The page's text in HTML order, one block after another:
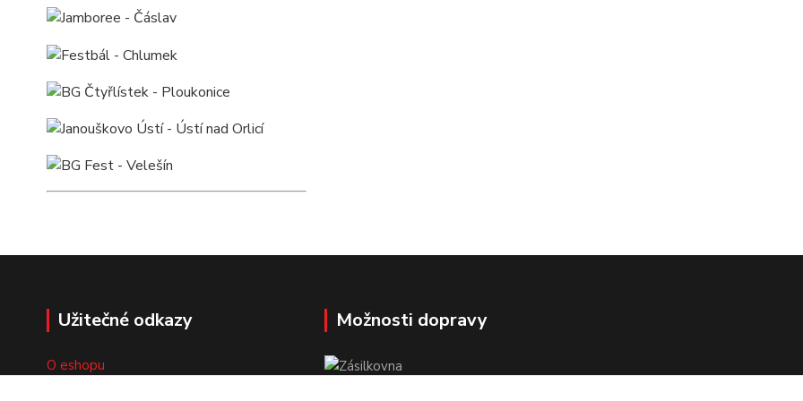
Užitečné odkazy
O eshopu
Možnosti dopravy